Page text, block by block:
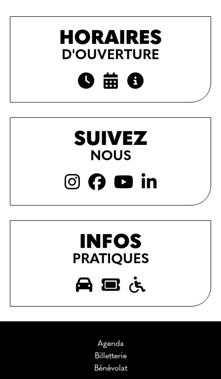
HORAIRES
D'OUVERTURE
SUIVEZ
NOUS
INFOS
PRATIQUES
Agenda
Billetterie
Bénévolat